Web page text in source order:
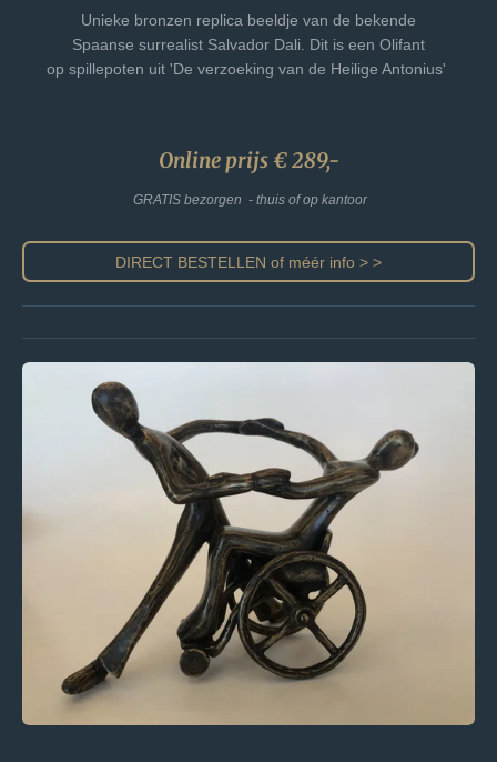
Unieke bronzen replica beeldje van de bekende
Spaanse surrealist Salvador Dali. Dit is een Olifant
op spillepoten uit 'De verzoeking van de Heilige Antonius'
Online prijs € 289,-
GRATIS bezorgen - thuis of op kantoor
DIRECT BESTELLEN of méér info > >